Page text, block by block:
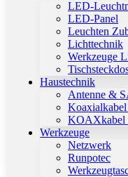
LED-
LED-Panel
Leuchten
Lichttechnik
Werkzeuge
Haustechnik
Antenne &
KOAXkabel
Werkzeuge
Netzwerk
Runpotec